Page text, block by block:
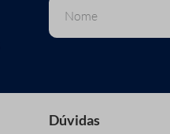
Dúvidas